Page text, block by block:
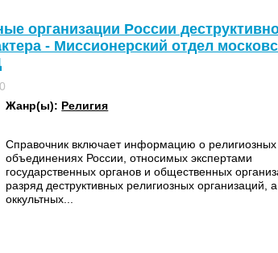
организации России
- Миссионерский отдел
Жанр(ы): Религия
Справочник включает информацию о религиозных
объединениях России, относимых экспертами
государственных органов и общественных
разряд деструктивных религиозных организаций,
оккультных...